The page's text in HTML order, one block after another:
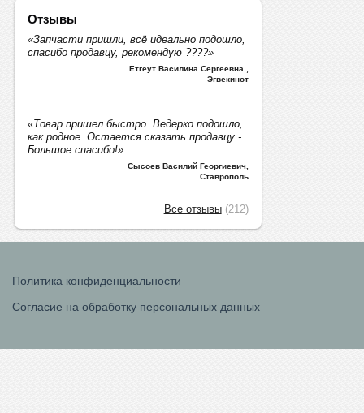
Отзывы
«Запчасти пришли, всё идеально подошло,
спасибо продавцу, рекомендую ????»
Етгеут Василина Сергеевна
Эгвекинот
«Товар пришел быстро. Ведерко подошло,
как родное. Остается сказать продавцу -
Большое спасибо!»
Сысоев Василий Георгиевич,
Ставрополь
Все отзывы(212)
Политика конфиденциальности
Согласие на обработку персональных данных